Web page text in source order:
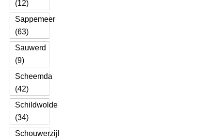
(12)
Sappemeer
(63)
Sauwerd
(9)
Scheemda
(42)
Schildwolde
(34)
Schouwerzijl